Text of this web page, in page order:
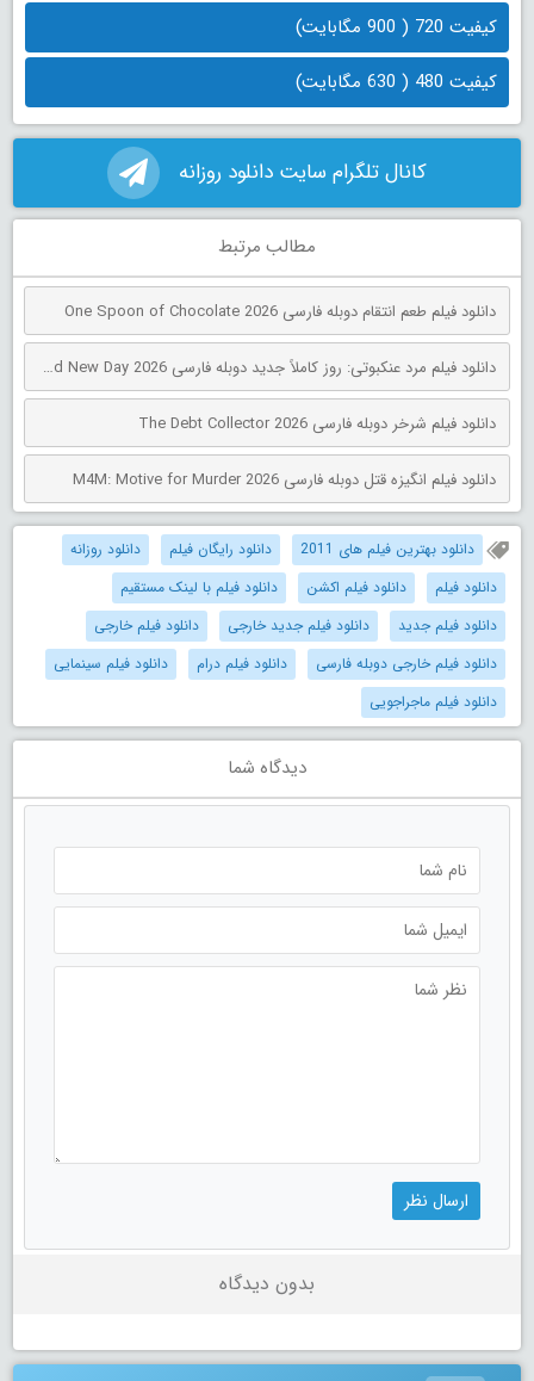
کیفیت 720 ( 900 مگابایت)
کیفیت 480 ( 630 مگابایت)
کانال تلگرام سایت دانلود روزانه
مطالب مرتبط
دانلود فیلم طعم انتقام دوبله فارسی One Spoon of Chocolate 2026
دانلود فیلم مرد عنکبوتی: روز کاملاً جدید دوبله فارسی Spider-Man: Brand New Day 2026
دانلود فیلم شرخر دوبله فارسی The Debt Collector 2026
دانلود فیلم انگیزه قتل دوبله فارسی M4M: Motive for Murder 2026
دانلود بهترین فیلم های 2011 دانلود رایگان فیلم
دانلود روزانه
دانلود فیلم
دانلود فیلم اکشن
دانلود فیلم با لینک مستقیم
دانلود فیلم جدید
دانلود فیلم جدید خارجی
دانلود فیلم خارجی
دانلود فیلم خارجی دوبله فارسی
دانلود فیلم درام
دانلود فیلم سینمایی
دانلود فیلم ماجراجویی
دیدگاه شما
بدون دیدگاه